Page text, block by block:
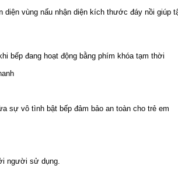
diện vùng nấu nhận diện kích thước đáy nồi giúp
bếp đang hoạt động bằng phím khóa tạm thời
sự vô tình bật bếp đảm bảo an toàn cho trẻ em
người sử dụng.